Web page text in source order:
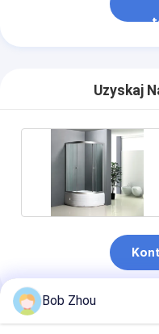
Uzyskaj
Polecane Produkty
Bob Zhou